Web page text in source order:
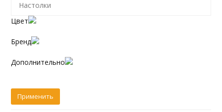
Настолки
Цвет
Бренд
Дополнительно